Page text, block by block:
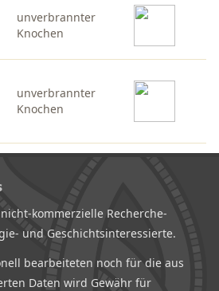
unverbrannter
Knochen
unverbrannter
Knochen
kommerzielle Recherche-
und Geschichtsinteressierte.
bearbeiteten noch für die aus
Daten wird Gewähr für